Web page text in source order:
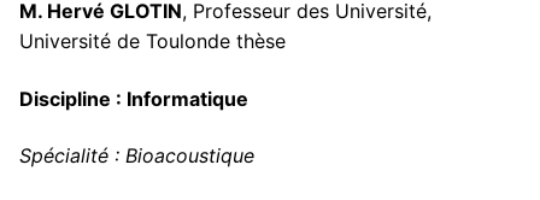
Association Doctorants UTLN
Autres financements
Newsletter des Doctorants
M. Hervé GLOTIN, Professeur des Université,
Université de Toulonde thèse
Discipline : Informatique
Spécialité : Bioacoustique